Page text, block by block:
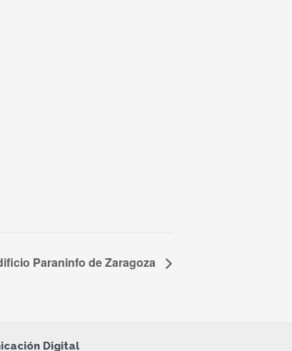
Paraninfo de Zaragoza
Digital